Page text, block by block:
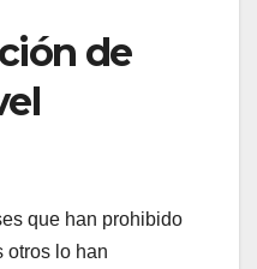
de
que han prohibido
otros lo han